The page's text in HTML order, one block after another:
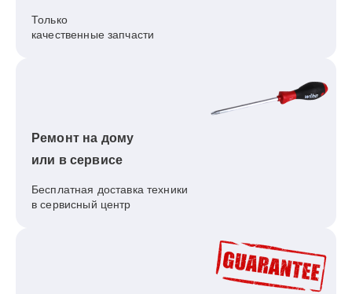
Только
качественные запчасти
Ремонт на дому
или в сервисе
Бесплатная доставка техники
в сервисный центр